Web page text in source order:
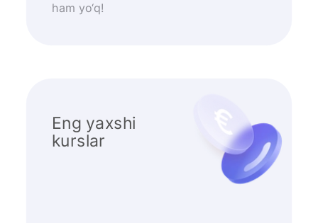
ham yo‘q!
Eng yaxshi
kurslar